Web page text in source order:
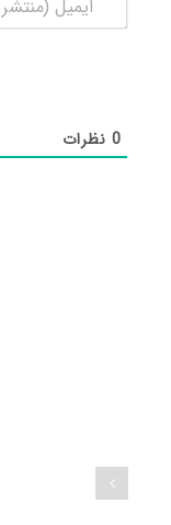
0نظرات